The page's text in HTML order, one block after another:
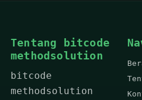
Tentang bitcode
methodsolution
bitcode
methodsolution